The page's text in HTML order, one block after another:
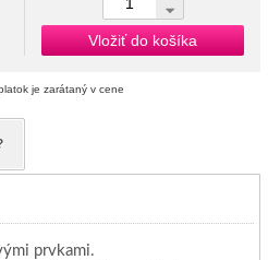
Vložiť do košíka
je zarátaný v cene
prvkami.